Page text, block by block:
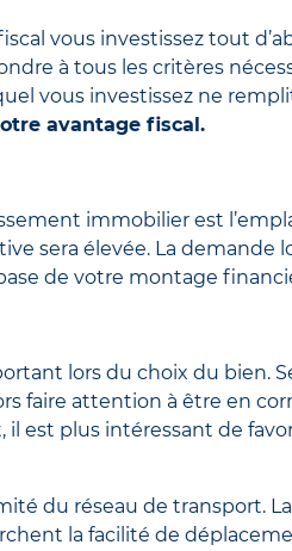
vous investissez tout
à tous les critères
vous investissez ne
avantage fiscal.
immobilier est
sera élevée. La demande
de votre montage
lors du choix du bien.
faire attention à être en
est plus intéressant de
du réseau de transport.
la facilité de